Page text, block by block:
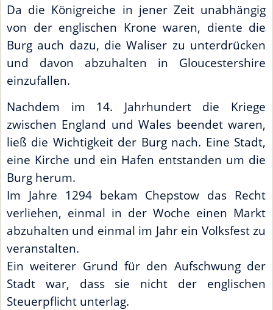
Da die Königreiche in jener Zeit unabhängig
von der englischen Krone waren, diente die
Burg auch dazu, die Waliser zu unterdrücken
und davon abzuhalten in Gloucestershire
einzufallen.
Nachdem im 14. Jahrhundert die Kriege
zwischen England und Wales beendet waren,
ließ die Wichtigkeit der Burg nach. Eine Stadt,
eine Kirche und ein Hafen entstanden um die
Burg herum.
Im Jahre 1294 bekam Chepstow das Recht
verliehen, einmal in der Woche einen Markt
abzuhalten und einmal im Jahr ein Volksfest zu
veranstalten.
Ein weiterer Grund für den Aufschwung der
Stadt war, dass sie nicht der englischen
Steuerpflicht unterlag.